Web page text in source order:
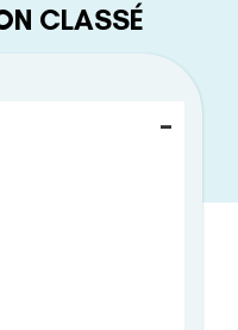
CLASSÉ
-